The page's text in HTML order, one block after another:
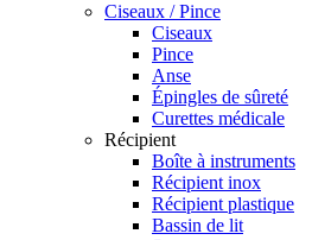
Ciseaux / Pince
Ciseaux
Pince
Anse
Épingles de sûreté
Curettes médicale
Récipient
Boîte à instruments
Récipient inox
Récipient plastique
Bassin de lit